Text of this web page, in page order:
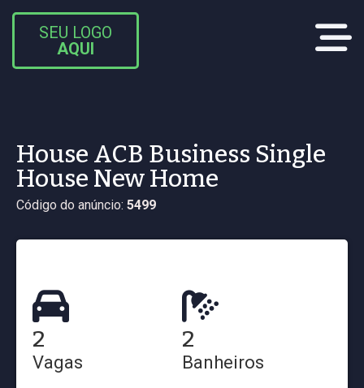
SEU LOGO
AQUI
House ACB Business Single
House New Home
Código do anúncio: 5499
2
Vagas
2
Banheiros